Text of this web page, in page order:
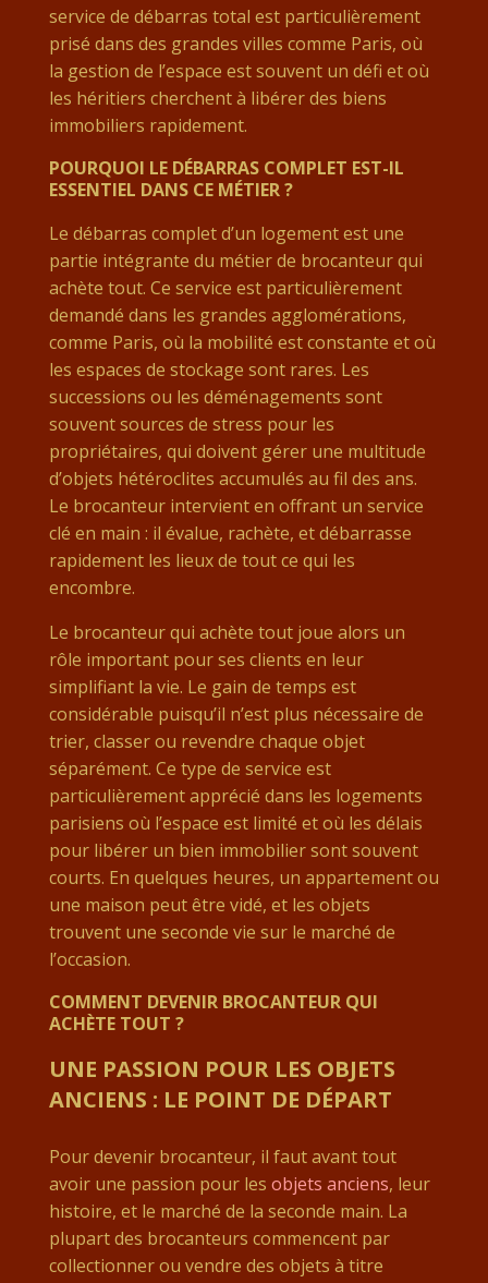
service de débarras total est particulièrement
prisé dans des grandes villes comme Paris, où
la gestion de l’espace est souvent un défi et où
les héritiers cherchent à libérer des biens
immobiliers rapidement.
POURQUOI LE DÉBARRAS COMPLET EST-IL
ESSENTIEL DANS CE MÉTIER ?
Le débarras complet d’un logement est une
partie intégrante du métier de brocanteur qui
achète tout. Ce service est particulièrement
demandé dans les grandes agglomérations,
comme Paris, où la mobilité est constante et où
les espaces de stockage sont rares. Les
successions ou les déménagements sont
souvent sources de stress pour les
propriétaires, qui doivent gérer une multitude
d’objets hétéroclites accumulés au fil des ans.
Le brocanteur intervient en offrant un service
clé en main : il évalue, rachète, et débarrasse
rapidement les lieux de tout ce qui les
encombre.
Le brocanteur qui achète tout joue alors un
rôle important pour ses clients en leur
simplifiant la vie. Le gain de temps est
considérable puisqu’il n’est plus nécessaire de
trier, classer ou revendre chaque objet
séparément. Ce type de service est
particulièrement apprécié dans les logements
parisiens où l’espace est limité et où les délais
pour libérer un bien immobilier sont souvent
courts. En quelques heures, un appartement ou
une maison peut être vidé, et les objets
trouvent une seconde vie sur le marché de
l’occasion.
COMMENT DEVENIR BROCANTEUR QUI
ACHÈTE TOUT ?
UNE PASSION POUR LES OBJETS
ANCIENS : LE POINT DE DÉPART
Pour devenir brocanteur, il faut avant tout
avoir une passion pour les objets anciens, leur
histoire, et le marché de la seconde main. La
plupart des brocanteurs commencent par
collectionner ou vendre des objets à titre